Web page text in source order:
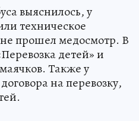
выяснилось, у
техническое
прошел медосмотр. В
детей» и
Также у
на перевозку,